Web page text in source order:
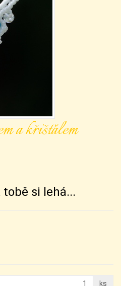
a křišťálem
si lehá...
ks